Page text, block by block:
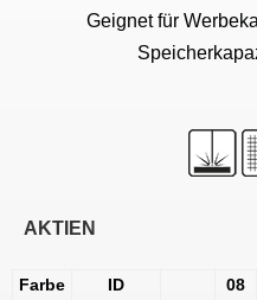
Geignet für
AKTIEN
Farbe ID 08